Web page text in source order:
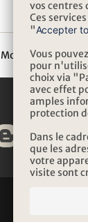
Moments uniques